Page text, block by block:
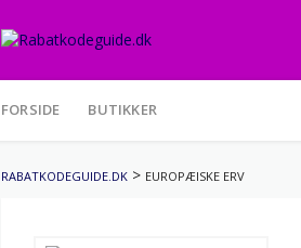
to
FORSIDE BUTIKKER
RABATKODEGUIDE.DK > EUROPÆISKE ERV